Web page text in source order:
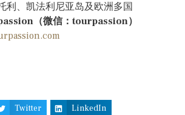
利、凯法利尼亚岛及欧洲多国
（微信：tourpassion）
Twitter
LinkedIn